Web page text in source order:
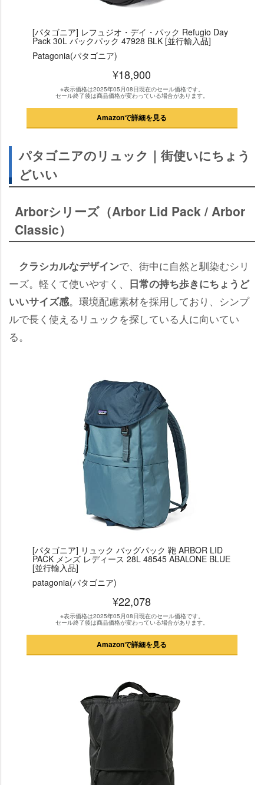
[パタゴニア] レフュジオ・デイ・パック Refugio Day
Pack 30L バックパック 47928 BLK [並行輸入品]
Patagonia(パタゴニア)
¥18,900
※表示価格は2025年05月08日現在のセール価格です。
セール終了後は商品価格が変わっている場合があります。
Amazonで詳細を見る
パタゴニアのリュック｜街使いにちょう
どいい
Arborシリーズ（Arbor Lid Pack / Arbor
Classic）
クラシカルなデザインで、街中に自然と馴染むシリ
ーズ。軽くて使いやすく、
日常の持ち歩きにちょうど
いいサイズ感。環境配慮素材を採用しており、シンプ
ルで長く使えるリュックを探している人に向いてい
る。
[パタゴニア] リュック バッグパック 鞄 ARBOR LID
PACK メンズ レディース 28L 48545 ABALONE BLUE
[並行輸入品]
patagonia(パタゴニア)
¥22,078
※表示価格は2025年05月08日現在のセール価格です。
セール終了後は商品価格が変わっている場合があります。
Amazonで詳細を見る